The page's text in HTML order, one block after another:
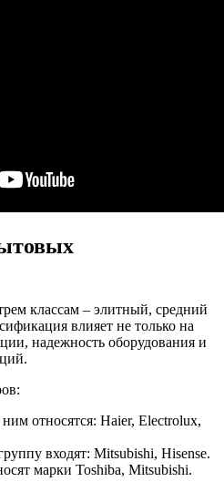
классам – элитный, средний
влияет не только на
надежность оборудования и
относятся: Haier, Electrolux,
входят: Mitsubishi, Hisense.
марки Toshiba, Mitsubishi.